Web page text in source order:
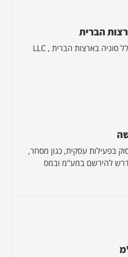
הברית
פתיחת התאגדות על כלל סוגיה בארצות הברית LLC ,
בפעילות עסקית, כגון מסחר,
להירשם במע"מ ובמס